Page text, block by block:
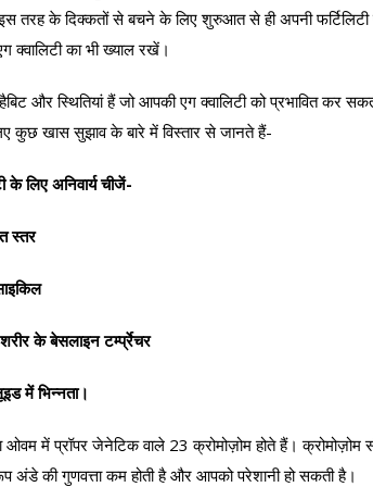
तरह के दिक्कतों से बचने के लिए शुरुआत से ही अपनी
क्वालिटी का भी ख्याल रखें।
और स्थितियां हैं जो आपकी एग क्वालिटी को प्रभावित कर
कुछ खास सुझाव के बारे में विस्तार से जानते हैं-
के लिए अनिवार्य चीजें-
स्तर
के बेसलाइन टर्म्प्रेचर
में भिन्नता।
में प्रॉपर जेनेटिक वाले 23 क्रोमोज़ोम होते हैं। क्रोमोज़ोम
अंडे की गुणवत्ता कम होती है और आपको परेशानी हो सकती है।